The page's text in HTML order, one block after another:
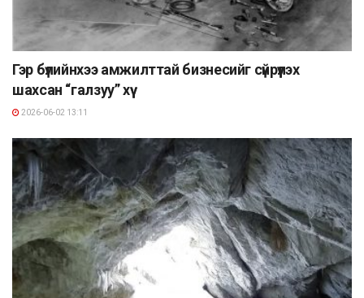
Гэр бүлийнхээ амжилттай бизнесийг сүйрүүлэх
шахсан “галзуу” хүү
2026-06-02 13:11